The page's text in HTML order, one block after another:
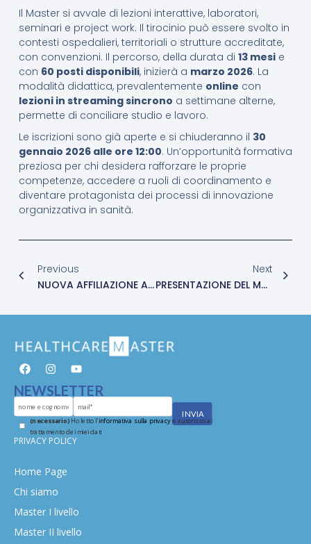
Il Master si avvale di lezioni interattive, laboratori,
seminari e project work. Il tirocinio può essere svolto in
contesti ospedalieri, territoriali o strutture accreditate,
con convenzioni. Il percorso, della durata di 13 mesie
con 60 posti disponibili, inizierà a marzo 2026. La
modalità didattica, prevalentemente online con
lezioni in streaming sincrono a settimane alterne,
permette di conciliare studio e lavoro.
Le iscrizioni sono già aperte e si chiuderanno il 30
gennaio 2026 alle ore 12:00. Un’opportunità formativa
preziosa per chi desidera rafforzare le proprie
competenze, accedere a ruoli di coordinamento e
diventare protagonista dei processi di innovazione
organizzativa in sanità.
Previous
NUOVA AFFILIAZIONE ALLA FLORENCE NIGHTINGALE FOUNDATION
Next
PRESENTAZIONE DEL MASTER IN CURE PALLIATIVE E TERAPIA DEL DOLORE
NEWSLETTER
(necessario) Ho letto l'informativa sulla privacye autorizzo al
trattamento dei miei dati
PRIVACY POLICY
Home Page
Chi siamo
Master I livello
Master II livello